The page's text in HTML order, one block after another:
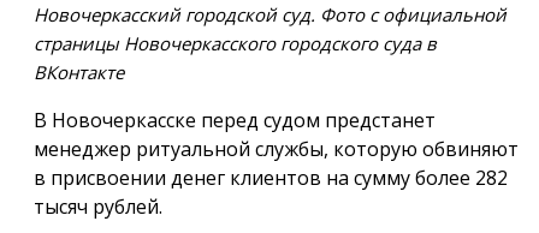
Новочеркасский городской суд. Фото с официальной
страницы Новочеркасского городского суда в
ВКонтакте
В Новочеркасске перед судом предстанет
менеджер ритуальной службы, которую обвиняют
в присвоении денег клиентов на сумму более 282
тысяч рублей.